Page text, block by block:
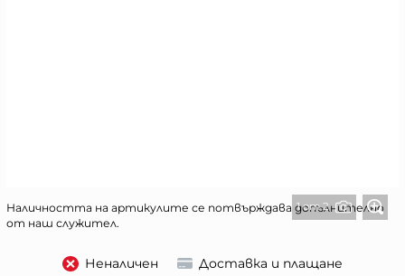
1 от 2
Наличността на артикулите се потвърждава допълнително
от наш служител.
Неналичен Доставка и плащане